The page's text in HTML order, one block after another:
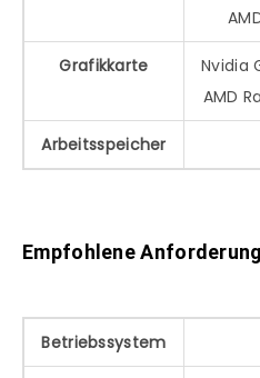
Grafikkarte
Nvidia
AMD
Arbeitsspeicher
Empfohlene
Betriebssystem